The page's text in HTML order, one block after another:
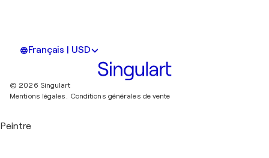
Français | USD
© 2026 Singulart
Mentions légales. Conditions générales de vente
Peintre